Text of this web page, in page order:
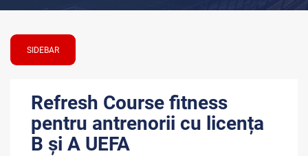
SIDEBAR
Refresh Course fitness
pentru antrenorii cu licența
B și A UEFA